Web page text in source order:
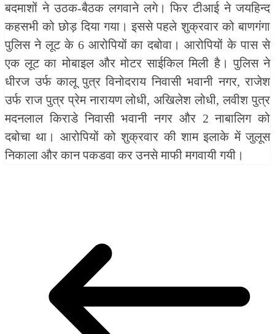
बदमाशों ने उठक-बैठक लगवाने लगे। फिर टीआई ने जयहिन्द
कहसभी को छोड़ दिया गया। इससे पहले शुक्रवार को बाणगंगा
पुलिस ने लूट के 6 आरोपियों का दबोवा। आरोपियों के पास से
एक लूट का मोबाइल और मोटर साईकिल मिली है। पुलिस ने
धीरज उर्फ कालू पुत्र विनोदराय निवासी भवानी नगर, राजेश
उर्फ राज पुत्र प्रेम नारायण लोधी, अखिलेश लोधी, लवीश पुत्र
मदनलाल किराडे निवासी भवानी नगर और 2 नाबालिग को
दबोचा था। आरोपियों को शुक्रवार की शाम इलाके में जुलूस
निकाला और कान पकडवा कर उनसे माफी मगवायी गयी।